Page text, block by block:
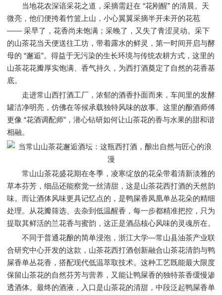
当地花农深谙采花之道，采摘需赶在 “花刚醒” 的清晨。天
微亮，他们便挎着竹篮上山，小心翼翼采摘半开未开的花苞
—— 采早了，花香尚未饱满；采晚了，又失了青涩灵动。采下
的山茶花当天便送往工坊，带着露水的鲜灵，第一时间开启与酵
母的 “邂逅”。得益于无污染的生长环境与传统农耕方式，这里的
山茶花花瓣厚实饱满、香气持久，为西打酒奠定了自然的花香基
底。
走进常山西打酒工厂，浓郁的酒香扑面而来，车间里的发酵
罐洁净明亮，仿佛在等候承载独特风味的故事。这里的酿酒师傅
更像 “花酒调配师”，潜心钻研如何让山茶花的香与水果的甜和谐
相融。
常山山茶花盛花期在冬季，凌寒绽放的花朵带着清新淡雅的
草本芬芳，细品还能察觉一丝清甜，这是山茶花西打酒的天然韵
味。而让酒体风味更具记忆点的，是鸭屎香凤凰单丛花朵的精细
处理。从花瓣筛选、去杂到低温醒香，每一步都精准把控，只为
提取其鲜活的兰花香与蜜韵，这正是酒品核心风味的灵魂所在。
不同于普通花酿的简单浸泡，浙江大学—常山县油茶产业联
合研究中心开发的这款，山茶花西打酒创新融合山茶花清韵与鸭
屎香单丛花香，搭配现代低温萃取技术。这种工艺既能最大限度
保留山茶花的自然芬芳与营养，又能让鸭屎香的独特茶香缓慢渗
透酒体。最终的酒液，入口是山茶花的清甜，中段泛起鸭屎香单